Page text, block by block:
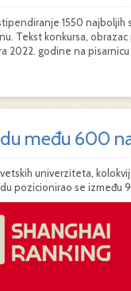
1550
Tekst konkursa,
2022. godine na
među 600
univerziteta,
pozicionirao se između